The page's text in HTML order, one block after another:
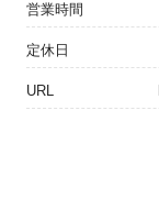
営業時間
定休日
URL